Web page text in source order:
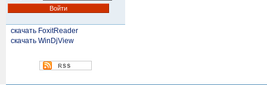
скачать FoxitReader
скачать WinDjView